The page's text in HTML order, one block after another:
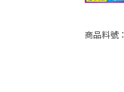
商品料號：